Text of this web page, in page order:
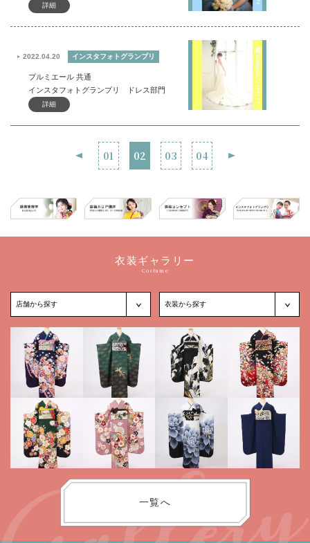
詳細
2022.04.20 インスタフォトグランプリ
プルミエール 共通
インスタフォトグランプリ ドレス部門
詳細
01 02 03 04
衣装ギャラリー
Costume
一覧へ